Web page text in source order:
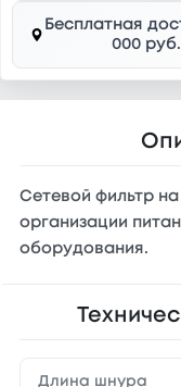
Бесплатная
000
Сетевой фильтр
организации
оборудования.
Длина шнура